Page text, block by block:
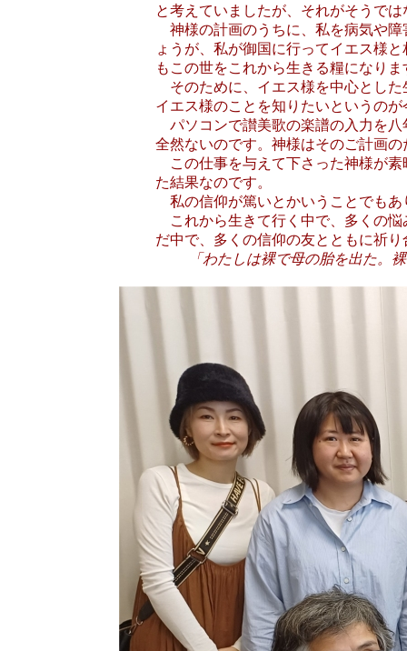
と考えていましたが、それがそうで
神様の計画のうちに、私を病気や障
ょうが、私が御国に行ってイエス様
もこの世をこれから生きる糧になりま
そのために、イエス様を中心とした
イエス様のことを知りたいというの
パソコンで讃美歌の楽譜の入力を八
全然ないのです。神様はそのご計画
この仕事を与えて下さった神様が素
た結果なのです。
私の信仰が篤いとかいうことでもあ
これから生きて行く中で、多くの悩
だ中で、多くの信仰の友とともに祈
「わたしは裸で母の胎を出た。裸